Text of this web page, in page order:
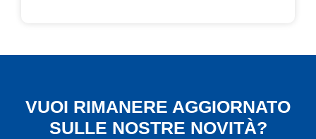
VUOI RIMANERE AGGIORNATO
SULLE NOSTRE NOVITÀ?